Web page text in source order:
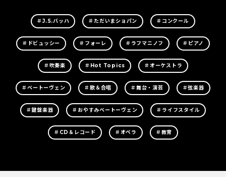
＃J.S.バッハ ＃ただいまショパン ＃コンクール
＃ドビュッシー ＃フォーレ ＃ラフマニノフ ＃ピアノ
＃吹奏楽 ＃Hot Topics ＃オーケストラ
＃ベートーヴェン ＃歌＆合唱 ＃舞台・演芸 ＃弦楽器
＃鍵盤楽器 ＃おやすみベートーヴェン ＃ライフスタイル
＃CD＆レコード ＃オペラ ＃教育